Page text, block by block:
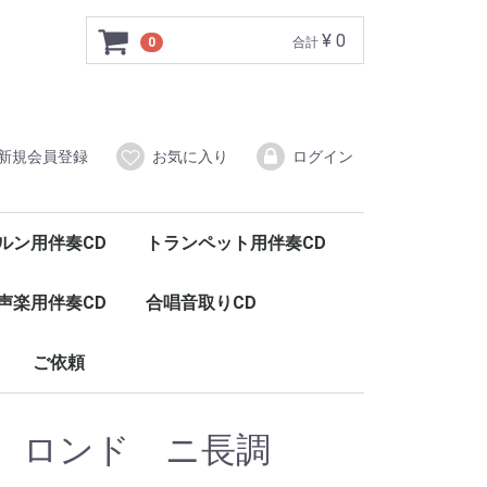
0
合計 ¥ 0
規会員登録 お気に入り ログイン
ン用伴奏CD トランペット用伴奏CD
楽用伴奏CD 合唱音取りCD
ご依頼
ロンド ニ長調